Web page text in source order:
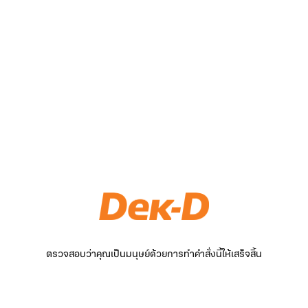
ตรวจสอบว่าคุณเป็นมนุษย์ด้วยการทำคำสั่งนี้ให้เสร็จสิ้น